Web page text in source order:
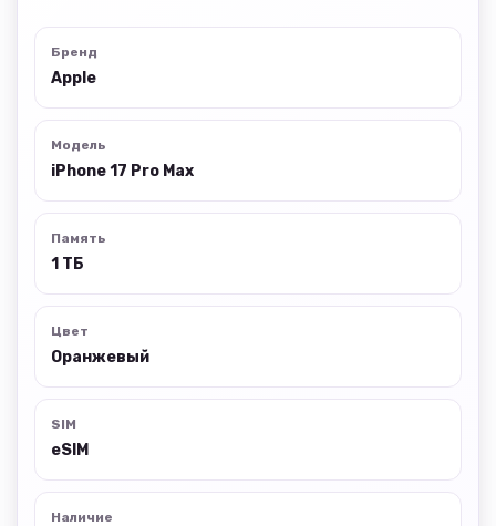
Бренд
Apple
Модель
iPhone 17 Pro Max
Память
1 ТБ
Цвет
Оранжевый
SIM
eSIM
Наличие